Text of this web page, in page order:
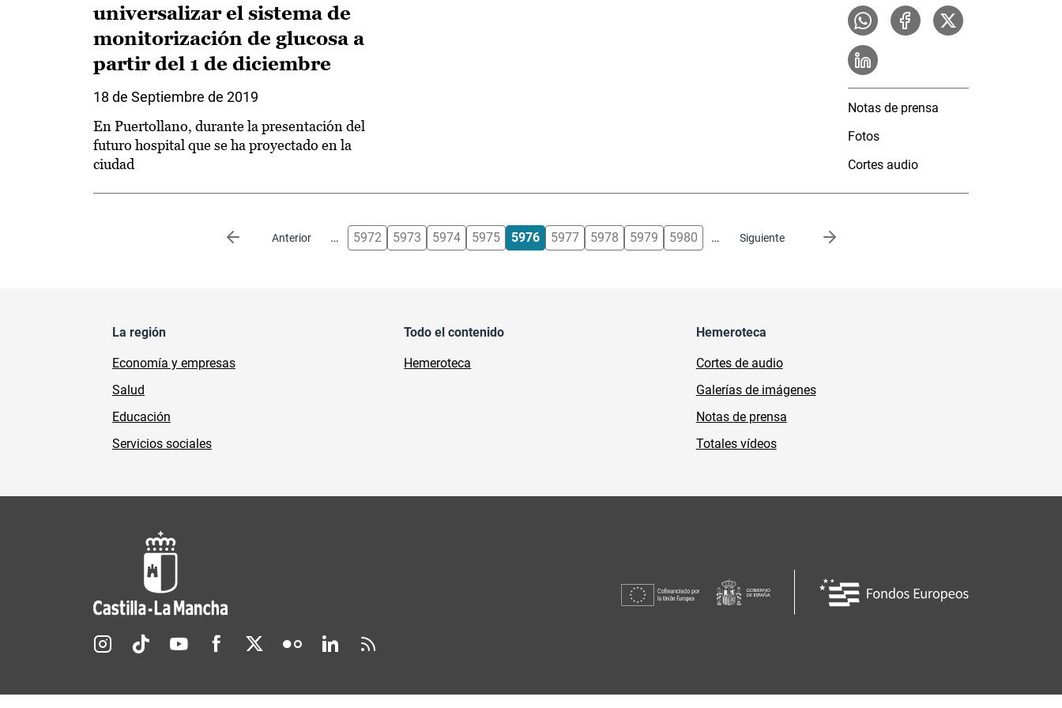
universalizar el sistema de
monitorización de glucosa a
partir del 1 de diciembre
18 de Septiembre de 2019
En Puertollano, durante la presentación del
futuro hospital que se ha proyectado en la
ciudad
Notas de prensa
Fotos
Cortes audio
Anterior
Página anterior … 5972 5973 5974 5975 5976 5977 5978 5979 5980 … Siguiente
Siguiente página
La región
Economía y empresas
Salud
Educación
Servicios sociales
Todo el contenido
Hemeroteca
Hemeroteca
Cortes de audio
Galerías de imágenes
Notas de prensa
Totales vídeos
Redes sociales JCCM